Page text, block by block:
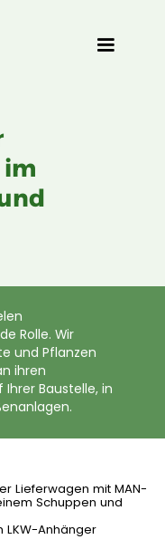
Rolle. Wir
und Pflanzen
ihren
Baustelle, in